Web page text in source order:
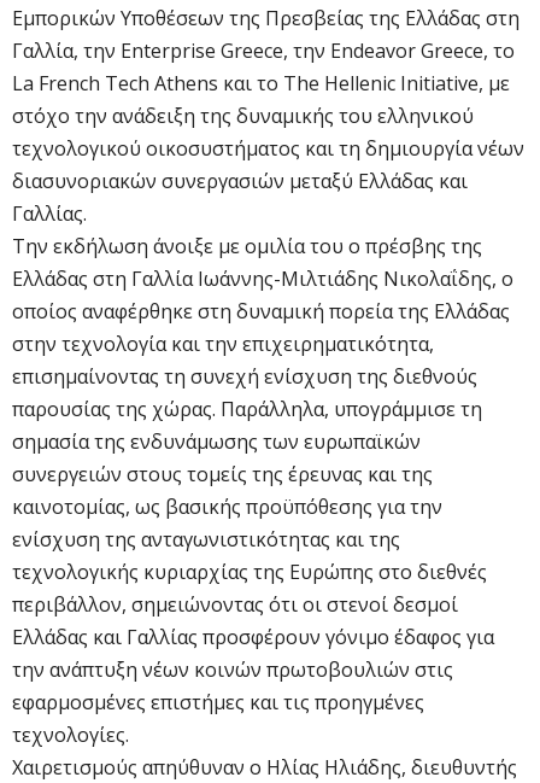
Εμπορικών Υποθέσεων της Πρεσβείας της Ελλάδας στη
Γαλλία, την Enterprise Greece, την Endeavor Greece, το
La French Tech Athens και το The Hellenic Initiative, με
στόχο την ανάδειξη της δυναμικής του ελληνικού
τεχνολογικού οικοσυστήματος και τη δημιουργία νέων
διασυνοριακών συνεργασιών μεταξύ Ελλάδας και
Γαλλίας.
Την εκδήλωση άνοιξε με ομιλία του ο πρέσβης της
Ελλάδας στη Γαλλία Ιωάννης-Μιλτιάδης Νικολαΐδης, ο
οποίος αναφέρθηκε στη δυναμική πορεία της Ελλάδας
στην τεχνολογία και την επιχειρηματικότητα,
επισημαίνοντας τη συνεχή ενίσχυση της διεθνούς
παρουσίας της χώρας. Παράλληλα, υπογράμμισε τη
σημασία της ενδυνάμωσης των ευρωπαϊκών
συνεργειών στους τομείς της έρευνας και της
καινοτομίας, ως βασικής προϋπόθεσης για την
ενίσχυση της ανταγωνιστικότητας και της
τεχνολογικής κυριαρχίας της Ευρώπης στο διεθνές
περιβάλλον, σημειώνοντας ότι οι στενοί δεσμοί
Ελλάδας και Γαλλίας προσφέρουν γόνιμο έδαφος για
την ανάπτυξη νέων κοινών πρωτοβουλιών στις
εφαρμοσμένες επιστήμες και τις προηγμένες
τεχνολογίες.
Χαιρετισμούς απηύθυναν ο Ηλίας Ηλιάδης, διευθυντής